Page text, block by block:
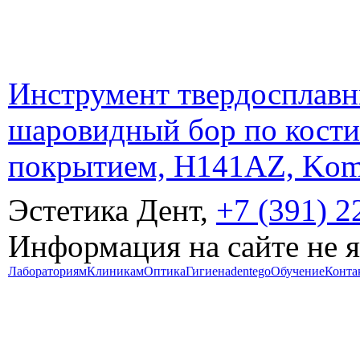
Инструмент
шаровидный бор по
покрытием, H141AZ,
Эстетика Дент, +7 (391)
Информация на сайте не
ЛабораториямКлиникамОптикаГигиенаdentegoОбучение